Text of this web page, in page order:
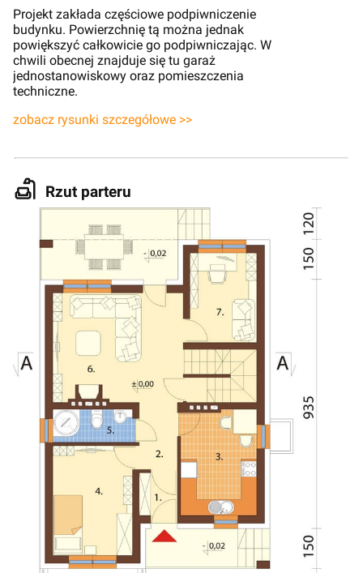
Projekt zakłada częściowe podpiwniczenie
budynku. Powierzchnię tą można jednak
powiększyć całkowicie go podpiwniczając. W
chwili obecnej znajduje się tu garaż
jednostanowiskowy oraz pomieszczenia
techniczne.
zobacz rysunki szczegółowe >>
Rzut parteru